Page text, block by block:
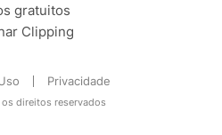
gratuitos
Clipping
Privacidade
direitos reservados